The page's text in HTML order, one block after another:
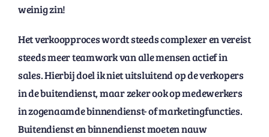
weinig zin!
Het verkoopproces wordt steeds complexer en vereist
steeds meer teamwork van alle mensen actief in
sales. Hierbij doel ik niet uitsluitend op de verkopers
in de buitendienst, maar zeker ook op medewerkers
in zogenaamde binnendienst- of marketingfuncties.
Buitendienst en binnendienst moeten nauw